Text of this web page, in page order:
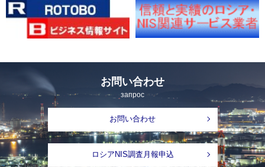
お問い合わせ
запрос
お問い合わせ
ロシアNIS調査月報申込